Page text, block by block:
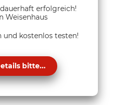
erfolgreich!
Weisenhaus
kostenlos testen!
bitte...